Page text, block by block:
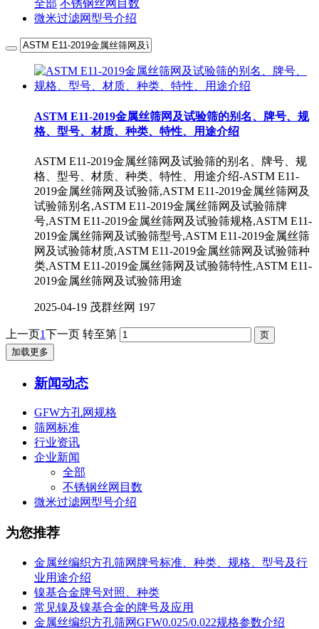
全部 不锈钢丝网目数
微米过滤网型号介绍
ASTM E11-2019金属丝筛网及试验筛的别名、牌号、规
格、型号、材质、种类、特性、用途介绍
ASTM E11-2019金属丝筛网及试验筛的别名、牌号、规
格、型号、材质、种类、特性、用途介绍-ASTM E11-
2019金属丝筛网及试验筛,ASTM E11-2019金属丝筛网及
试验筛别名,ASTM E11-2019金属丝筛网及试验筛牌
号,ASTM E11-2019金属丝筛网及试验筛规格,ASTM E11-
2019金属丝筛网及试验筛型号,ASTM E11-2019金属丝筛
网及试验筛材质,ASTM E11-2019金属丝筛网及试验筛种
类,ASTM E11-2019金属丝筛网及试验筛特性,ASTM E11-
2019金属丝筛网及试验筛用途
2025-04-19 茂群丝网 197
上一页1下一页 转至第
加载更多
新闻动态
GFW方孔网规格
筛网标准
行业资讯
企业新闻
全部
不锈钢丝网目数
微米过滤网型号介绍
为您推荐
金属丝编织方孔筛网牌号标准、种类、规格、型号及行
业用途介绍
镍基合金牌号对照、种类
常见镍及镍基合金的牌号及应用
金属丝编织方孔筛网GFW0.025/0.022规格参数介绍